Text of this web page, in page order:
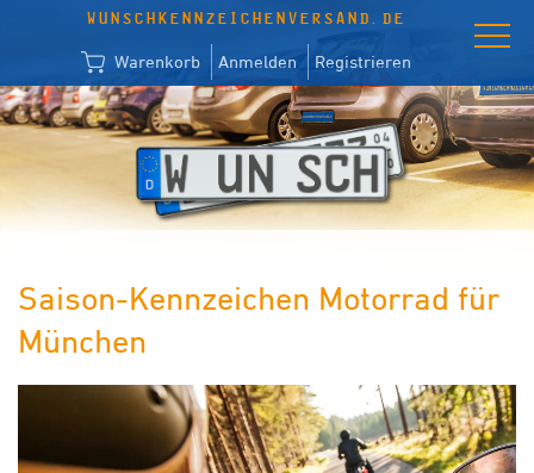
WUNSCHKENNZEICHENVERSAND.DE
Warenkorb Anmelden Registrieren
Saison-Kennzeichen Motorrad für
München